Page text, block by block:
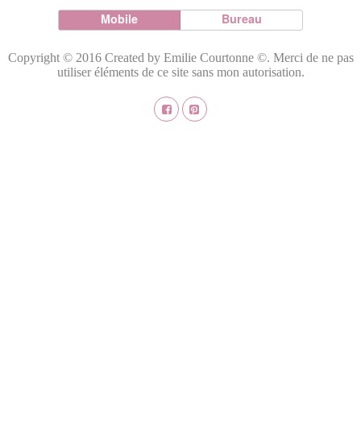
Mobile Bureau
Copyright © 2016 Created by Emilie Courtonne ©. Merci de ne pas
utiliser éléments de ce site sans mon autorisation.